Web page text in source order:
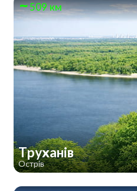
509 км
Труханів
Острів